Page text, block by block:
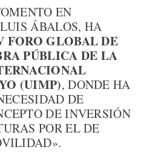
EN
ÁBALOS, HA
FORO GLOBAL DE
PÚBLICA DE LA
(UIMP), DONDE HA
DE
DE INVERSIÓN
POR EL DE